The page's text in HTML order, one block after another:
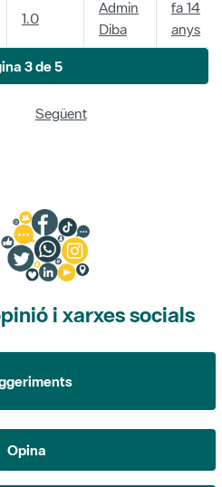
1.0
Admin
Diba
fa 14
anys
3 de 5
Següent
i xarxes socials
Opina